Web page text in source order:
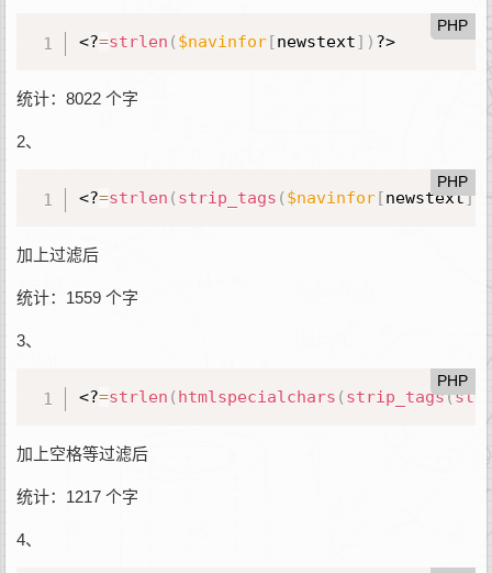
PHP
<?=strlen ( $navinfor[newstext] ) ?>
统计：8022 个字
2、
PHP
<?=strlen ( strip_tags ( $navinfor[newstext])
加上过滤后
统计：1559 个字
3、
PHP
<?=strlen ( htmlspecialchars ( strip_tags(
加上空格等过滤后
统计：1217 个字
4、